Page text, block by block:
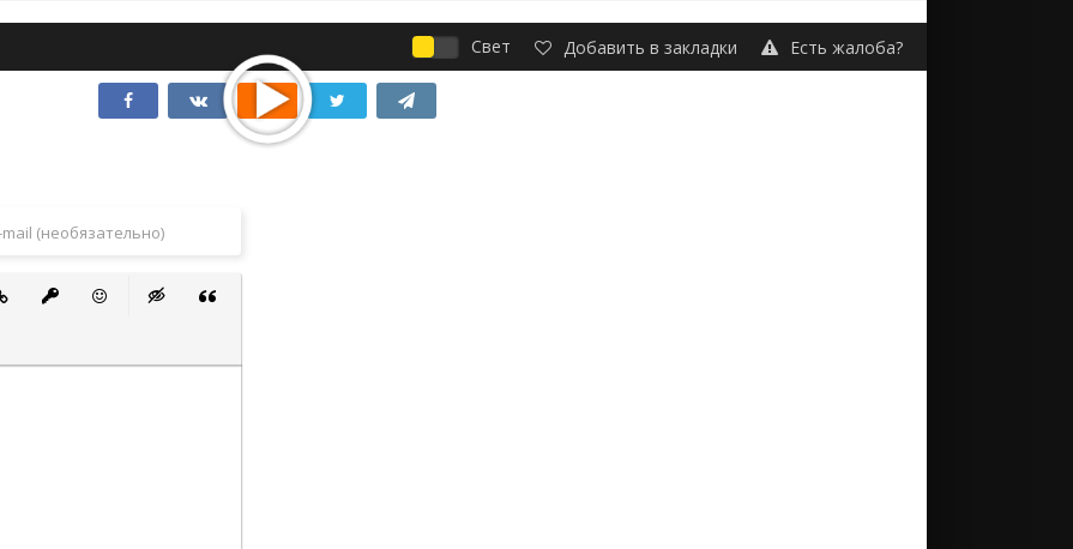
Свет Добавить в закладки Есть жалоба?